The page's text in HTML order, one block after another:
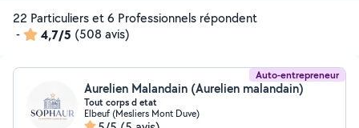
22 Particuliers et 6 Professionnels répondent
-
4,7/5 (508 avis)
Auto-entrepreneur
Aurelien Malandain (Aurelien malandain)
Tout corps d etat
Elbeuf (Mesliers Mont Duve)